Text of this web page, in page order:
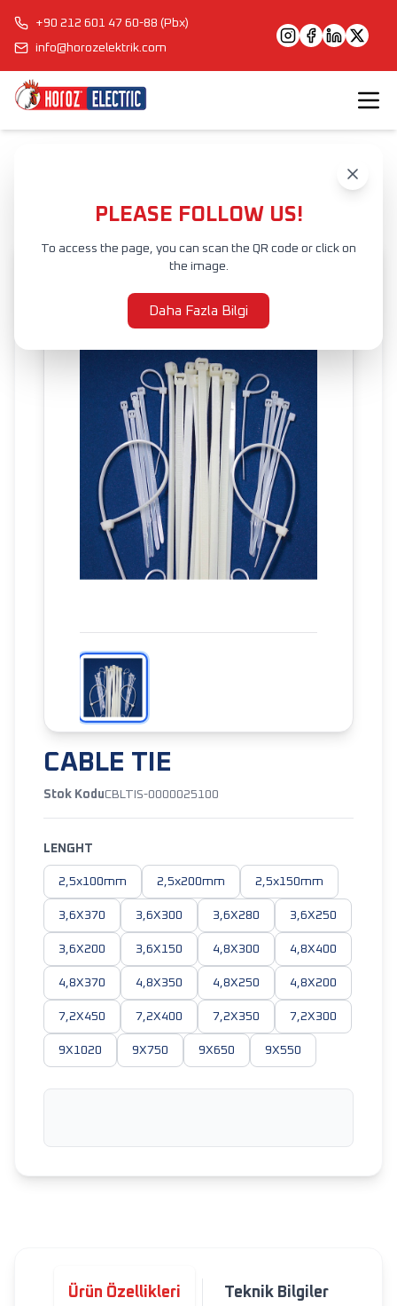
+90 212 601 47 60-88 (Pbx)
info@horozelektrik.com
PLEASE FOLLOW US!
To access the page, you can scan the QR code or click on
the image.
Daha Fazla Bilgi
CABLE TIE
Stok KoduCBLTIS-0000025100
LENGHT
2,5x100mm 2,5x200mm 2,5x150mm
3,6X370 3,6X300 3,6X280 3,6X250
3,6X200 3,6X150 4,8X300 4,8X400
4,8X370 4,8X350 4,8X250 4,8X200
7,2X450 7,2X400 7,2X350 7,2X300
9X1020 9X750 9X650 9X550
Ürün Özellikleri Teknik Bilgiler